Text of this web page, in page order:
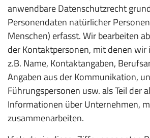
anwendbare Datenschutzrecht
Personendaten natürlicher
Menschen) erfasst. Wir bearbeiten
der Kontaktpersonen, mit denen wir
z.B. Name, Kontaktangaben,
Angaben aus der Kommunikation,
Führungspersonen usw. als Teil der
Informationen über Unternehmen,
zusammenarbeiten.